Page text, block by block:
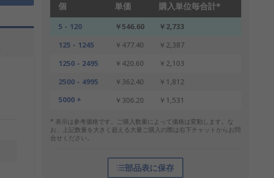
個 単価 購入単位毎合計*
5 - 120 ￥546.60
￥2,733
125 - 1245
￥477.40
￥2,387
1250 - 2495
￥420.60
￥2,103
2500 - 4995
￥362.40
￥1,812
5000 +
￥306.20 ￥1,531
* 表示は参考価格です。ご購入数量によって価格は変動します。な
お、上記数量を大きく超える大量ご購入の際は右下チャットからお問
合せください。
部品表に保存